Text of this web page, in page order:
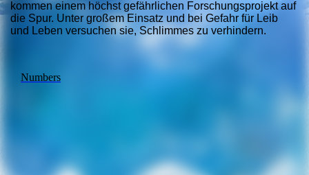
kommen einem höchst gefährlichen Forschungsprojekt auf
die Spur. Unter großem Einsatz und bei Gefahr für Leib
und Leben versuchen sie, Schlimmes zu verhindern.
Numbers